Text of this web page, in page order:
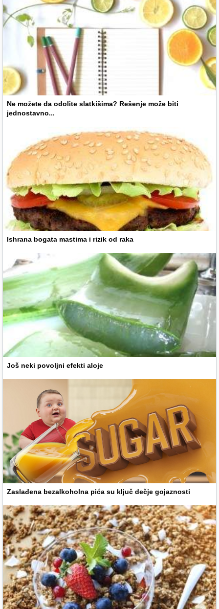
Ne možete da odolite slatkišima? Rešenje može biti
jednostavno...
Ishrana bogata mastima i rizik od raka
Još neki povoljni efekti aloje
Zaslađena bezalkoholna pića su ključ dečje gojaznosti